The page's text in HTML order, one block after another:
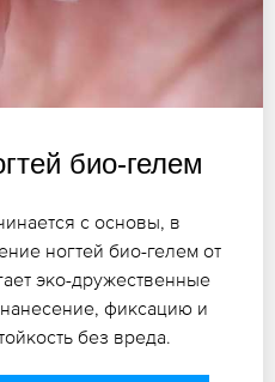
био-гелем
с основы, в
ногтей био-гелем от
эко-дружественные
фиксацию и
без вреда.